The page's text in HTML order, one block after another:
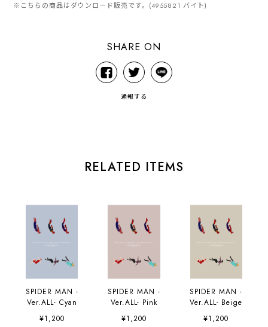
※こちらの商品はダウンロード販売です。(4955821 バイト)
SHARE ON
通報する
RELATED ITEMS
SPIDER MAN -
Ver.ALL- Cyan
¥1,200
SPIDER MAN -
Ver.ALL- Pink
¥1,200
SPIDER MAN -
Ver.ALL- Beige
¥1,200